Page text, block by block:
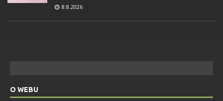
8.8.2026
O WEBU